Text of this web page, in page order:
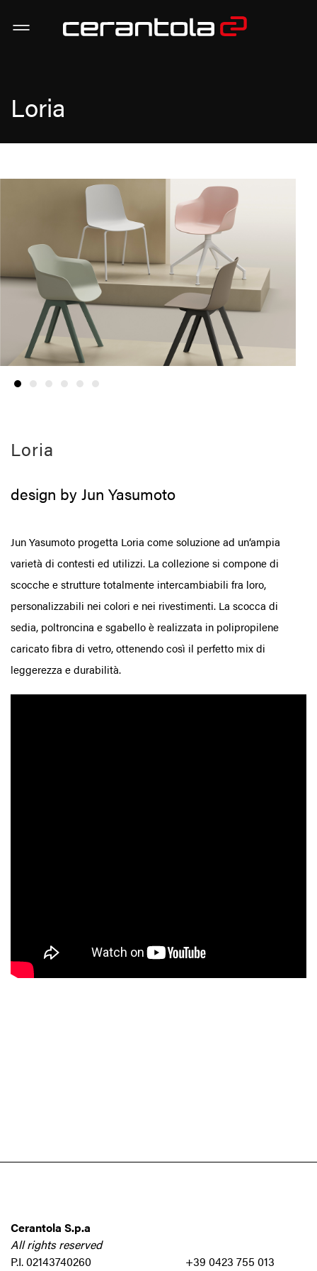
Loria
Loria
design by Jun Yasumoto
Jun Yasumoto progetta Loria come soluzione ad un‘ampia
varietà di contesti ed utilizzi. La collezione si compone di
scocche e strutture totalmente intercambiabili fra loro,
personalizzabili nei colori e nei rivestimenti. La scocca di
sedia, poltroncina e sgabello è realizzata in polipropilene
caricato fibra di vetro, ottenendo così il perfetto mix di
leggerezza e durabilità.
Cerantola S.p.a
All rights reserved
P.I. 02143740260
+39 0423 755 013